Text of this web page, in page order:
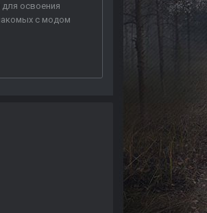
для освоения
с модом